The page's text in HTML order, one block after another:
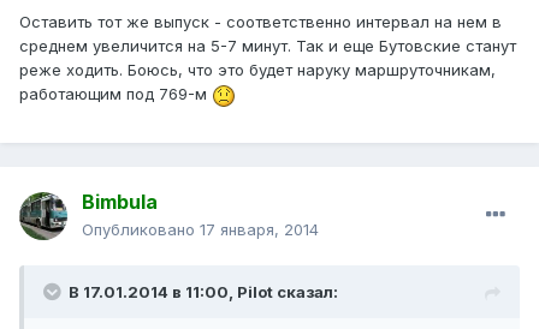
Оставить тот же выпуск - соответственно интервал на нем в
среднем увеличится на 5-7 минут. Так и еще Бутовские станут
реже ходить. Боюсь, что это будет наруку маршруточникам,
работающим под 769-м
Bimbula
Опубликовано 17 января, 2014
В 17.01.2014 в 11:00, Pilot сказал: